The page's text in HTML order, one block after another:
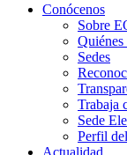
Conócenos
Sobre
Quiénes
Sedes
Trabaja
Sede
Perfil
Actualidad